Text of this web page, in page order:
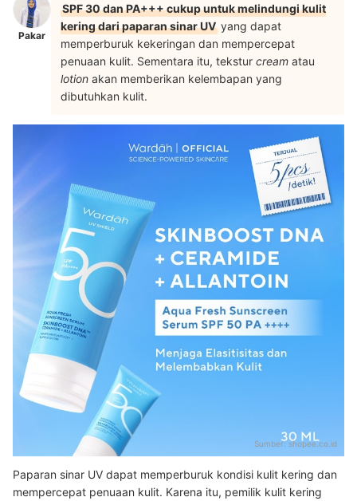
Pakar
SPF 30 dan PA+++ cukup untuk melindungi kulit
kering dari paparan sinar UV yang dapat
memperburuk kekeringan dan mempercepat
penuaan kulit. Sementara itu, tekstur cream atau
lotion akan memberikan kelembapan yang
dibutuhkan kulit.
Sumber: shopee.co.id
Paparan sinar UV dapat memperburuk kondisi kulit kering dan
mempercepat penuaan kulit. Karena itu, pemilik kulit kering